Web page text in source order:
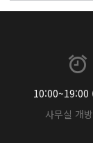
10:00~19:00
사무실 개